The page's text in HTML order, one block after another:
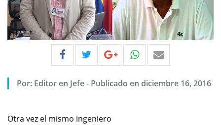
Por: Editor en Jefe- Publicado en diciembre 16, 2016
Otra vez el mismo ingeniero